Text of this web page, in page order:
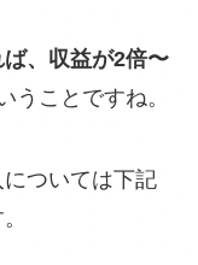
、収益が2倍〜
うことですね。
ついては下記